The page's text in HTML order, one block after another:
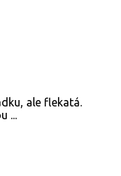
ale flekatá.
...